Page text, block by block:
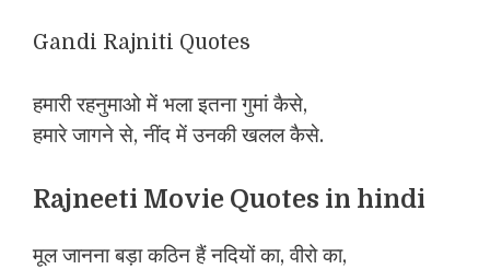
Gandi Rajniti Quotes
हमारी रहनुमाओ में भला इतना गुमां कैसे,
हमारे जागने से, नींद में उनकी खलल कैसे.
Rajneeti Movie Quotes in hindi
मूल जानना बड़ा कठिन हैं नदियों का, वीरो का,